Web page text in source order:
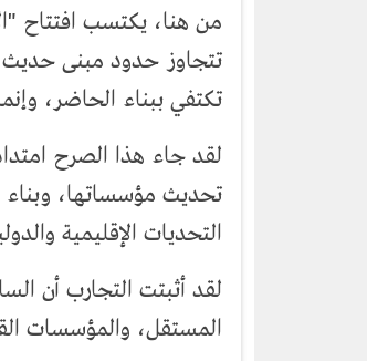
من هنا، يكتسب افتتاح
تتجاوز حدود مبنى
تكتفي ببناء الحاضر،
لقد جاء هذا الصرح
تحديث مؤسساتها،
التحديات الإقليمية
لقد أثبتت التجارب أن
المستقل، والمؤسسات